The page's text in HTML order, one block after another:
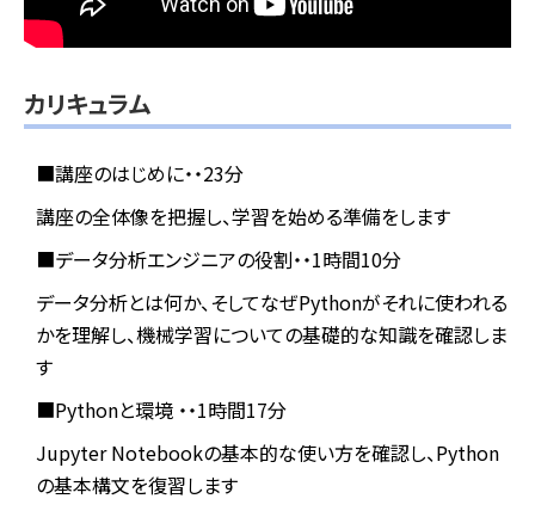
カリキュラム
■講座のはじめに・・23分
講座の全体像を把握し、学習を始める準備をします
■データ分析エンジニアの役割・・1時間10分
データ分析とは何か、そしてなぜPythonがそれに使われる
かを理解し、機械学習についての基礎的な知識を確認しま
す
■Pythonと環境 ・・1時間17分
Jupyter Notebookの基本的な使い方を確認し、Python
の基本構文を復習します